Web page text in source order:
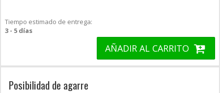
Tiempo estimado de entrega:
3 - 5 días
AÑADIR AL CARRITO
Posibilidad de agarre